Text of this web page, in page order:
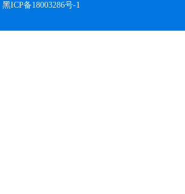
黑ICP备18003286号-1